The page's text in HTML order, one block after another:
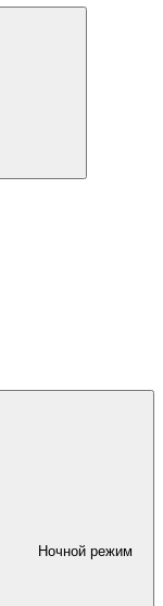
Ночной режим